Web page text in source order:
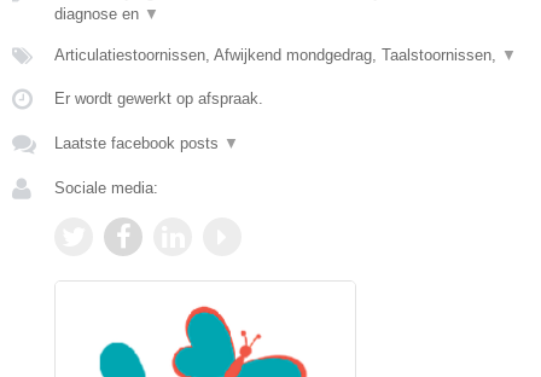
diagnose en ▼
Articulatiestoornissen, Afwijkend mondgedrag, Taalstoornissen, ▼
Er wordt gewerkt op afspraak.
Laatste facebook posts ▼
Sociale media: